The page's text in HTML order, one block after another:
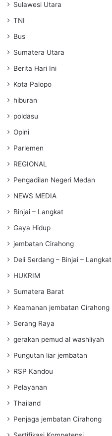
Sulawesi Utara
TNI
Bus
Sumatera Utara
Berita Hari Ini
Kota Palopo
hiburan
poldasu
Opini
Parlemen
REGIONAL
Pengadilan Negeri Medan
NEWS MEDIA
Binjai – Langkat
Gaya Hidup
jembatan Cirahong
Deli Serdang – Binjai – Langkat
HUKRIM
Sumatera Barat
Keamanan jembatan Cirahong
Serang Raya
gerakan pemud al washliyah
Pungutan liar jembatan
RSP Kandou
Pelayanan
Thailand
Penjaga jembatan Cirahong